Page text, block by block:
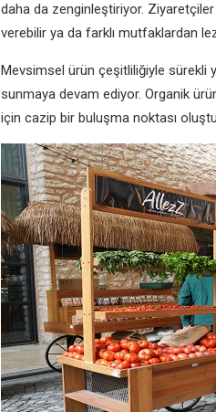
daha da zenginleştiriyor. Ziyaretçiler
verebilir ya da farklı mutfaklardan
Mevsimsel ürün çeşitliliğiyle sürekli
sunmaya devam ediyor. Organik
için cazip bir buluşma noktası